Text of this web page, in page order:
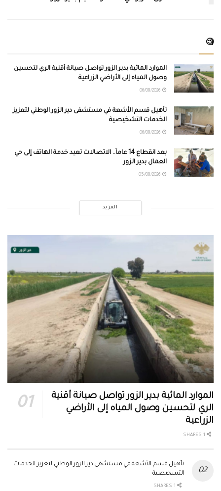
🧐
الموارد المائية بدير الزور تواصل صيانة أقنية الري لتحسين
وصول المياه إلى الأراضي الزراعية
تأهيل قسم الأشعة في مستشفى دير الزور الوطني لتعزيز
الخدمات التشخيصية
بعد انقطاع 14 عاماً.. الاتصالات تعيد خدمة الهاتف إلى حي
العمال بدير الزور
المزيد
الموارد المائية بدير الزور تواصل صيانة أقنية
الري لتحسين وصول المياه إلى الأراضي
الزراعية
تأهيل قسم الأشعة في مستشفى دير الزور الوطني لتعزيز الخدمات
التشخيصية